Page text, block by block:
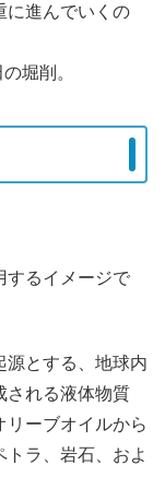
に進んでいくの
堀削。
するイメージで
源とする、地球内
される液体物質
リーブオイルから
ラ、岩石、およ